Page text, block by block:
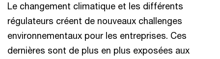
Le changement climatique et les différents
régulateurs créent de nouveaux challenges
environnementaux pour les entreprises. Ces
dernières sont de plus en plus exposées aux